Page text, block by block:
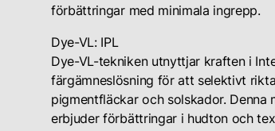
förbättringar med minimala ingrepp.
Dye-VL: IPL
Dye-VL-tekniken utnyttjar kraften i
färgämneslösning för att selektivt
pigmentfläckar och solskador.
erbjuder förbättringar i hudton och